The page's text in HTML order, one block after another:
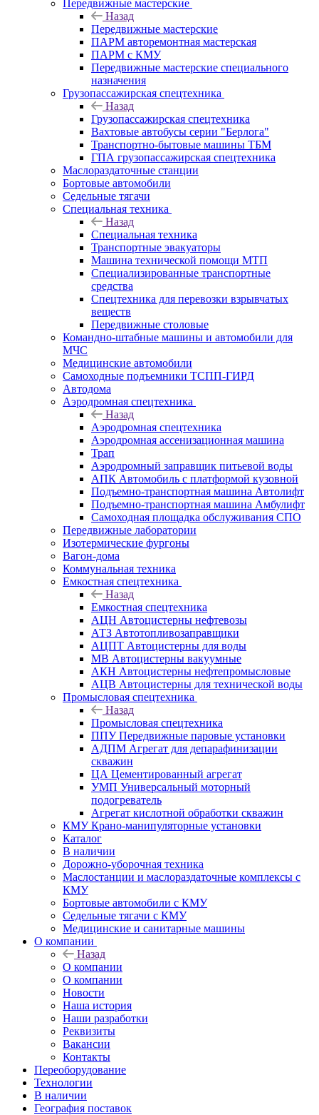
Передвижные мастерские
Назад
Передвижные мастерские
ПАРМ авторемонтная мастерская
ПАРМ с КМУ
Передвижные мастерские специального
назначения
Грузопассажирская спецтехника
Назад
Грузопассажирская спецтехника
Вахтовые автобусы серии "Берлога"
Транспортно-бытовые машины ТБМ
ГПА грузопассажирская спецтехника
Маслораздаточные станции
Бортовые автомобили
Седельные тягачи
Специальная техника
Назад
Специальная техника
Транспортные эвакуаторы
Машина технической помощи МТП
Специализированные транспортные
средства
Спецтехника для перевозки взрывчатых
веществ
Передвижные столовые
Командно-штабные машины и автомобили для
МЧС
Медицинские автомобили
Самоходные подъемники ТСПП-ГИРД
Автодома
Аэродромная спецтехника
Назад
Аэродромная спецтехника
Аэродромная ассенизационная машина
Трап
Аэродромный заправщик питьевой воды
АПК Автомобиль с платформой кузовной
Подъемно-транспортная машина Автолифт
Подъемно-транспортная машина Амбулифт
Самоходная площадка обслуживания СПО
Передвижные лаборатории
Изотермические фургоны
Вагон-дома
Коммунальная техника
Емкостная спецтехника
Назад
Емкостная спецтехника
АЦН Автоцистерны нефтевозы
АТЗ Автотопливозаправщики
АЦПТ Автоцистерны для воды
МВ Автоцистерны вакуумные
АКН Автоцистерны нефтепромысловые
АЦВ Автоцистерны для технической воды
Промысловая спецтехника
Назад
Промысловая спецтехника
ППУ Передвижные паровые установки
АДПМ Агрегат для депарафинизации
скважин
ЦА Цементированный агрегат
УМП Универсальный моторный
подогреватель
Агрегат кислотной обработки скважин
КМУ Крано-манипуляторные установки
Каталог
В наличии
Дорожно-уборочная техника
Маслостанции и маслораздаточные комплексы с
КМУ
Бортовые автомобили с КМУ
Седельные тягачи с КМУ
Медицинские и санитарные машины
О компании
Назад
О компании
О компании
Новости
Наша история
Наши разработки
Реквизиты
Вакансии
Контакты
Переоборудование
Технологии
В наличии
География поставок